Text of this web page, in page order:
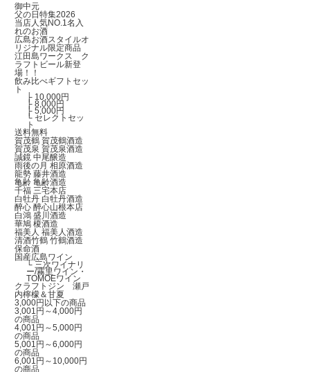
御中元
父の日特集2026
当店人気NO.1名入
れのお酒
広島お酒スタイルオ
リジナル限定商品
江田島ワークス ク
ラフトビール新登
場！！
飲み比べギフトセッ
ト
├ 10,000円
├ 8,000円
├ 5,000円
└ セレクトセッ
ト
送料無料
賀茂鶴 賀茂鶴酒造
賀茂泉 賀茂泉酒造
誠鏡 中尾醸造
雨後の月 相原酒造
龍勢 藤井酒造
亀齢 亀齢酒造
千福 三宅本店
白牡丹 白牡丹酒造
醉心 醉心山根本店
白鴻 盛川酒造
華鳩 榎酒造
福美人 福美人酒造
清酒竹鶴 竹鶴酒造
保命酒
国産広島ワイン
└ 三次ワイナリ
ー/霧里ワイン・
TOMOEワイン
クラフトジン 瀬戸
内檸檬＆甘夏
3,000円以下の商品
3,001円～4,000円
の商品
4,001円～5,000円
の商品
5,001円～6,000円
の商品
6,001円～10,000円
の商品